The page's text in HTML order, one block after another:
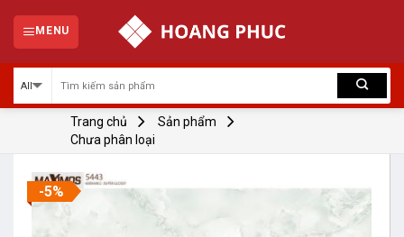
content
MENU
Trang chủ
Sản phẩm
Chưa phân loại
-5%